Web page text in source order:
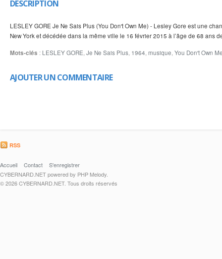
DESCRIPTION
LESLEY GORE Je Ne Sais Plus (You Don't Own Me) - Lesley Gore est une
New York et décédée dans la même ville le 16 février 2015 à l’âge de 68 ans
Mots-clés : LESLEY GORE, Je Ne Sais Plus, 1964, musique, You Don't Own
AJOUTER UN COMMENTAIRE
RSS
Accueil Contact
S'enregistrer
CYBERNARD.NET powered by PHP Melody.
© 2026 CYBERNARD.NET. Tous droits réservés